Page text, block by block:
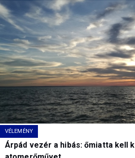
VÉLEMÉNY
Árpád vezér a hibás: őmiatta kell